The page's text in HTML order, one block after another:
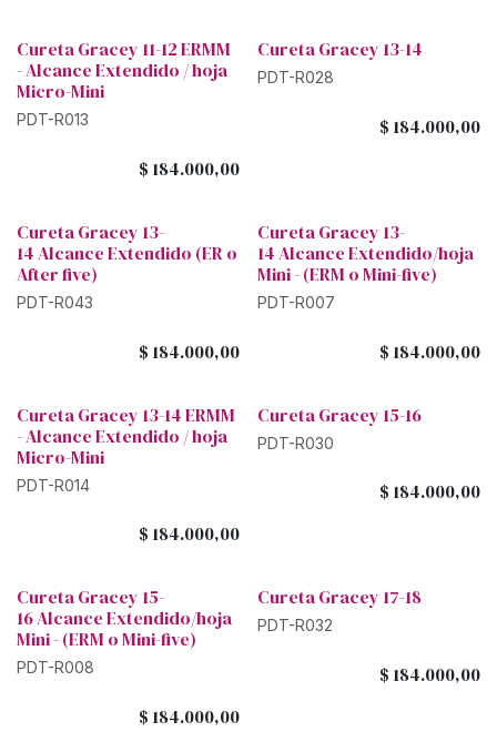
Cureta Gracey 11-12 ERMM
- Alcance Extendido / hoja
Micro-Mini
PDT-R013
$ 184.000,00
Cureta Gracey 13-14
PDT-R028
$ 184.000,00
Cureta Gracey 13-
14 Alcance Extendido (ER o
After five)
PDT-R043
$ 184.000,00
Cureta Gracey 13-
14 Alcance Extendido/hoja
Mini - (ERM o Mini-five)
PDT-R007
$ 184.000,00
Cureta Gracey 13-14 ERMM
- Alcance Extendido / hoja
Micro-Mini
PDT-R014
$ 184.000,00
Cureta Gracey 15-16
PDT-R030
$ 184.000,00
Cureta Gracey 15-
16 Alcance Extendido/hoja
Mini - (ERM o Mini-five)
PDT-R008
$ 184.000,00
Cureta Gracey 17-18
PDT-R032
$ 184.000,00